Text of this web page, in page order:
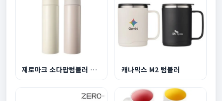
제로마크 소다팝텀블러 320ml 캐나믹스 M2 텀블러